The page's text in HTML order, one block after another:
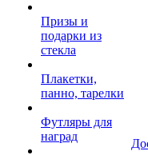
Призы и
подарки из
стекла
Плакетки,
панно, тарелки
Футляры для
наград